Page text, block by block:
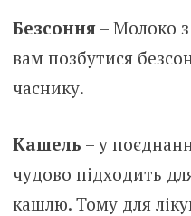
Безсоння– Молоко
вам позбутися
часнику.
Кашель – у
чудово підходить
кашлю. Тому для